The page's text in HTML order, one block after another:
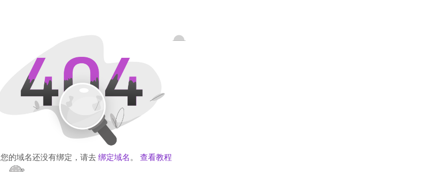
您的域名还没有绑定，请去 绑定域名 。 查看教程